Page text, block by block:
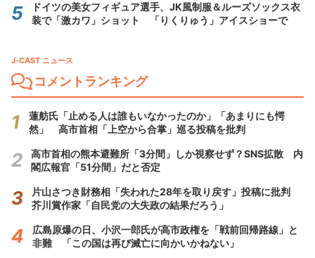
ドイツの美女フィギュア選手、JK風制服＆ルーズソックス衣
装で「激カワ」ショット 「りくりゅう」アイスショーで
J-CAST ニュース
コメントランキング
蓮舫氏「止める人は誰もいなかったのか」「あまりにも愕
然」 高市首相「上空から合掌」巡る投稿を批判
高市首相の熊本避難所「3分間」しか視察せず？SNS拡散 内
閣広報官「51分間」だと否定
片山さつき財務相「失われた28年を取り戻す」投稿に批判
芥川賞作家「自民党の大失政の結果だろう」
広島原爆の日、小沢一郎氏が高市政権を「戦前回帰路線」と
非難 「この国は再び滅亡に向かいかねない」